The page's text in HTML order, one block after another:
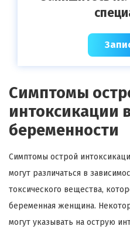
Симптомы
интоксикации
беременности
Симптомы острой
могут различаться в
токсического вещества,
беременная женщина.
могут указывать на острую